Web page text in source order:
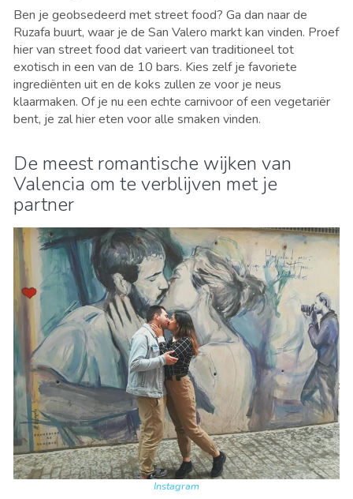
Ben je geobsedeerd met street food? Ga dan naar de
Ruzafa buurt, waar je de San Valero markt kan vinden. Proef
hier van street food dat varieert van traditioneel tot
exotisch in een van de 10 bars. Kies zelf je favoriete
ingrediënten uit en de koks zullen ze voor je neus
klaarmaken. Of je nu een echte carnivoor of een vegetariër
bent, je zal hier eten voor alle smaken vinden.
De meest romantische wijken van
Valencia om te verblijven met je
partner
Instagram